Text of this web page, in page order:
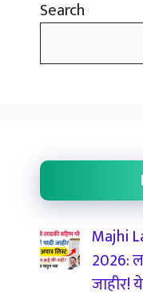
Search
Majhi
2026:
जाहीर!